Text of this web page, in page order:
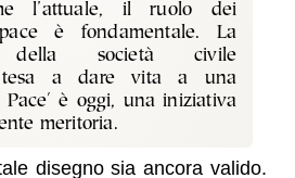
l’attuale, il ruolo dei
è fondamentale. La
della società civile
tesa a dare vita a una
Pace' è oggi, una iniziativa
meritoria.
disegno sia ancora valido.